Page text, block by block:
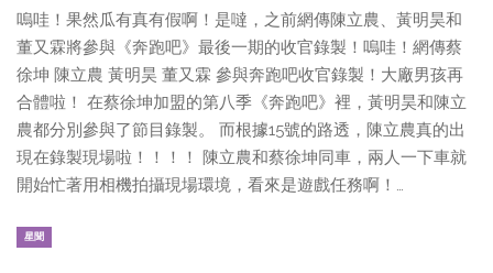
嗚哇！果然瓜有真有假啊！是噠，之前網傳陳立農、黃明昊和
董又霖將參與《奔跑吧》最後一期的收官錄製！嗚哇！網傳蔡
徐坤 陳立農 黃明昊 董又霖 參與奔跑吧收官錄製！大廠男孩再
合體啦！ 在蔡徐坤加盟的第八季《奔跑吧》裡，黃明昊和陳立
農都分別參與了節目錄製。 而根據15號的路透，陳立農真的出
現在錄製現場啦！！！！ 陳立農和蔡徐坤同車，兩人一下車就
開始忙著用相機拍攝現場環境，看來是遊戲任務啊！…
星聞